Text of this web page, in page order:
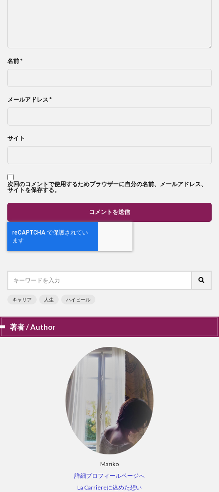
名前*
メールアドレス *
サイト
次回のコメントで使用するためブラウザーに自分の名前、メールアドレス、
サイトを保存する。
キャリア 人生 ハイヒール
著者 / Author
Mariko
詳細プロフィールページへ
La Carrièreに込めた想い